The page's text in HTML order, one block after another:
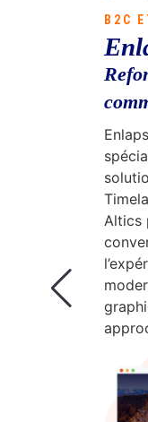
B2C
Altics